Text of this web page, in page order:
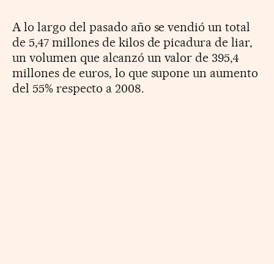
A lo largo del pasado año se vendió un total
de 5,47 millones de kilos de picadura de liar,
un volumen que alcanzó un valor de 395,4
millones de euros, lo que supone un aumento
del 55% respecto a 2008.